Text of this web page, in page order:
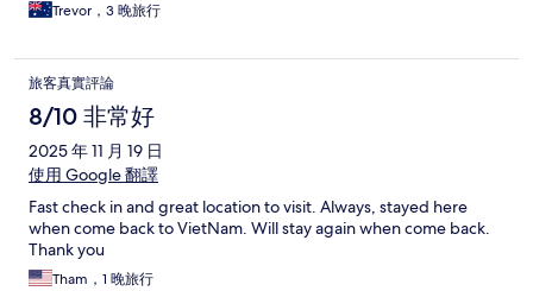
Trevor，3 晚旅行
旅客真實評論
8/10 非常好
2025 年 11 月 19 日
使用 Google 翻譯
Fast check in and great location to visit. Always, stayed here
when come back to VietNam. Will stay again when come back.
Thank you
Tham，1 晚旅行